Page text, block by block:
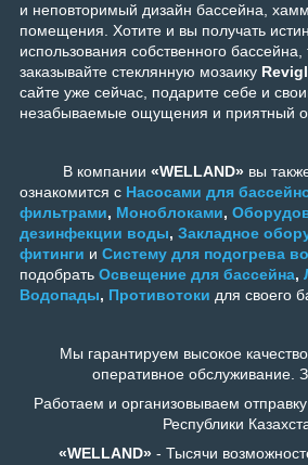
и неповторимый дизайн бассейна,
помещения. Хотите и вы получать
использования собственного бассейна,
заказывайте стеклянную мозаику
сайте уже сейчас, подарите себе и
незабываемые ощущения и приятный
В компании «WELLAND» вы
ознакомится с Насосами для
фильтрами, Моноблоками,
дезинфекции воды, Закладное
фитинги и Систему для подогрева
подобрать Освещение для бассейна,
Водопады, Противотоки для своего
Мы гарантируем высокое
оперативное обслуживание.
Работаем и организовываем
Республики
«WELLAND»- Тысячи